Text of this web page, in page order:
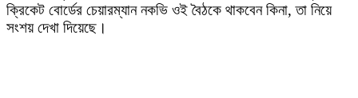
ক্রিকেট বোর্ডের চেয়ারম্যান নকভি ওই বৈঠকে থাকবেন কিনা, তা নিয়ে
সংশয় দেখা দিয়েছে।